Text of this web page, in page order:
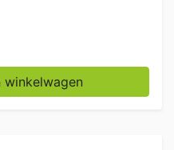
Premium-line
winkelwagen